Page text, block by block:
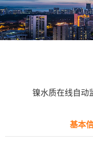
镍水质在线自动
基本